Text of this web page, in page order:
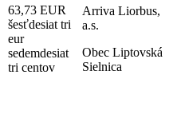
63,73 EUR
šesťdesiat tri
eur
sedemdesiat
tri centov
Arriva Liorbus,
a.s.
Obec Liptovská
Sielnica